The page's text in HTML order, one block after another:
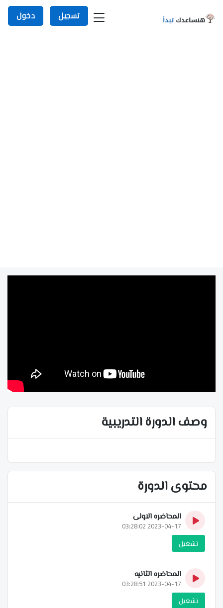
تسجيل دخول
وصف الدورة التدريبية
محتوى الدورة
المحاضره الاولى
2023-04-17 03:28:02
تشغيل
المحاضره الثانيه
2023-04-17 03:28:51
تشغيل